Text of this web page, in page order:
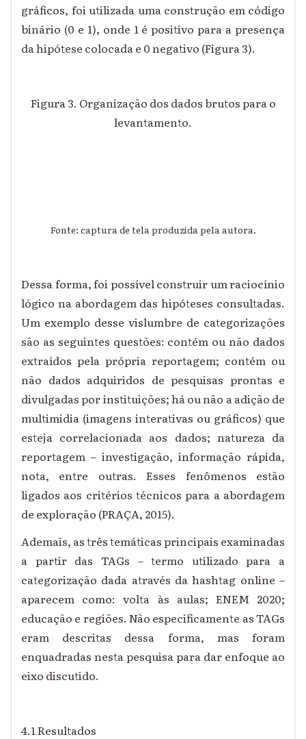
gráficos, foi utilizada uma construção em código
binário (0 e 1), onde 1 é positivo para a presença
da hipótese colocada e 0 negativo (Figura 3).
Figura 3. Organização dos dados brutos para o
levantamento.
Fonte: captura de tela produzida pela autora.
Dessa forma, foi possível construir um raciocínio
lógico na abordagem das hipóteses consultadas.
Um exemplo desse vislumbre de categorizações
são as seguintes questões: contém ou não dados
extraídos pela própria reportagem; contém ou
não dados adquiridos de pesquisas prontas e
divulgadas por instituições; há ou não a adição de
multimidia (imagens interativas ou gráficos) que
esteja correlacionada aos dados; natureza da
reportagem – investigação, informação rápida,
nota, entre outras. Esses fenômenos estão
ligados aos critérios técnicos para a abordagem
de exploração (PRAÇA, 2015).
Ademais, as três temáticas principais examinadas
a partir das TAGs – termo utilizado para a
categorização dada através da hashtag online –
aparecem como: volta às aulas; ENEM 2020;
educação e regiões. Não especificamente as TAGs
eram descritas dessa forma, mas foram
enquadradas nesta pesquisa para dar enfoque ao
eixo discutido.
4.1 Resultados